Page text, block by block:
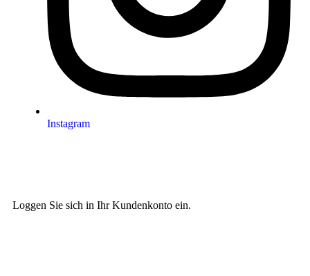
Instagram
Loggen Sie sich in Ihr Kundenkonto ein.